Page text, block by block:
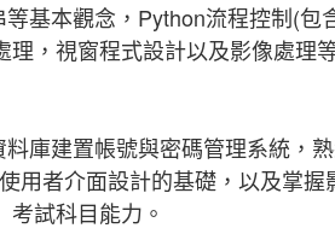
基本觀念，Python流程控制(包
，視窗程式設計以及影像處理
庫建置帳號與密碼管理系統，
用者介面設計的基礎，以及掌握
試科目能力。